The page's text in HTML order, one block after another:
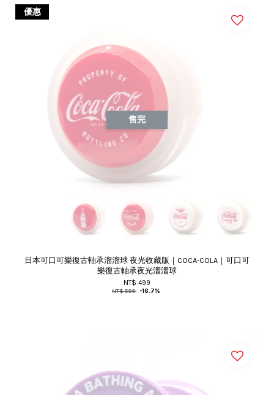
優惠
售完
日本可口可樂復古軸承溜溜球 夜光收藏版｜COCA-COLA｜可口可
樂復古軸承夜光溜溜球
NT$ 499
NT$ 599 -16.7%